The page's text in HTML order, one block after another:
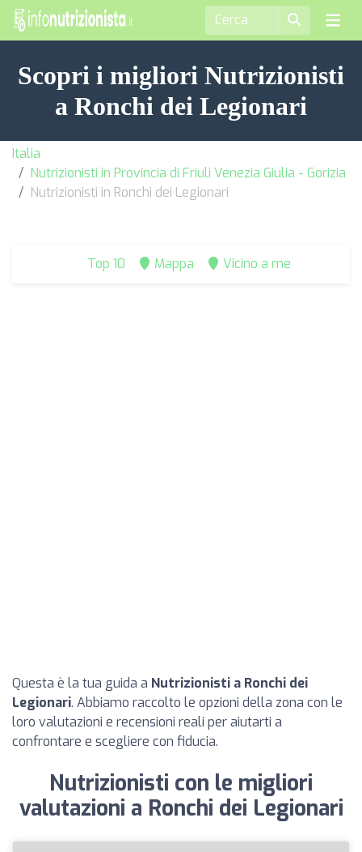
Scopri i migliori Nutrizionisti
a Ronchi dei Legionari
Italia
Nutrizionisti in Provincia di Friuli Venezia Giulia - Gorizia
Nutrizionisti in Ronchi dei Legionari
Top 10 Mappa Vicino a me
Questa è la tua guida a Nutrizionisti a Ronchi dei
Legionari. Abbiamo raccolto le opzioni della zona con le
loro valutazioni e recensioni reali per aiutarti a
confrontare e scegliere con fiducia.
Nutrizionisti con le migliori
valutazioni a Ronchi dei Legionari